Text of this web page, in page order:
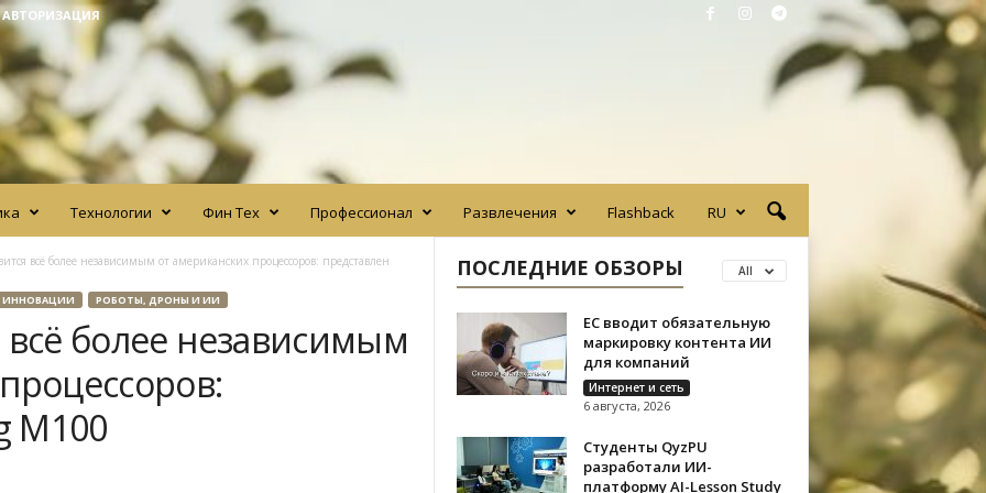
АВТОРИЗАЦИЯ
Технологии Фин Тех Профессионал Развлечения Flashback RU
всё более независимым от американских процессоров: представлен
ИННОВАЦИИ РОБОТЫ, ДРОНЫ И ИИ
всё более независимым
M100
ПОСЛЕДНИЕ ОБЗОРЫ All
ЕС вводит обязательную
маркировку контента ИИ
для компаний
Интернет и сеть
6 августа, 2026
Студенты QyzPU
разработали ИИ-
платформу AI-Lesson Study